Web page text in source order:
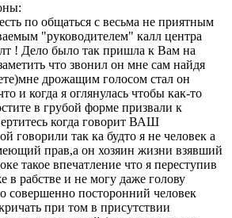
по общаться с весьма не приятным
"руководителем" калл центра
! Дело было так пришла к Вам на
что звонил он мне сам найдя
дрожащим голосом стал он
и когда я оглянулась чтобы как-то
в грубой форме призвали к
когда говорит ВАШ
говорили так ка будто я не человек а
прав,а он хозяин жизни взявший
такое впечатление что я переступив
в рабстве и не могу даже голову
совершенно посторонний человек
при том в присутствии